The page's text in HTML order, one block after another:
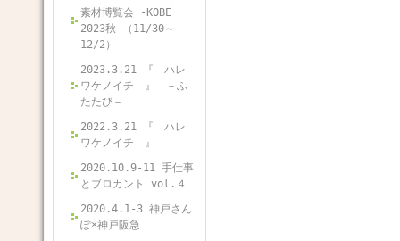
素材博覧会 -KOBE
2023秋-（11/30～
12/2）
2023.3.21 『 ハレ
ワケノイチ 』 －ふ
たたび－
2022.3.21 『 ハレ
ワケノイチ 』
2020.10.9-11 手仕事
とブロカント vol.４
2020.4.1-3 神戸さん
ぽ×神戸阪急